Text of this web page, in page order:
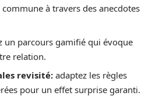
à travers des anecdotes
un parcours gamifié qui évoque
relation.
revisité: adaptez les règles
pour un effet surprise garanti.